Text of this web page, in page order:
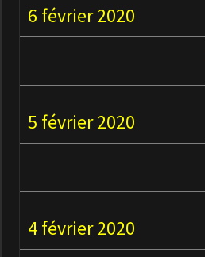
6 février 2020
5 février 2020
4 février 2020